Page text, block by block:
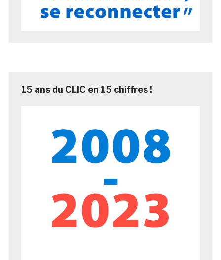
15 ans du CLIC en 15 chiffres !